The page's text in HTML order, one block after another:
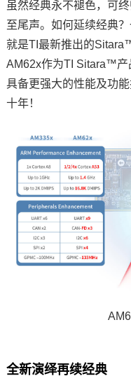
虽然经典永不褪色，可
至尾声。如何延续经典
就是TI最新推出的
AM62x作为TI Sitara™产
具备更强大的性能及功
十年！
全新演绎再续经典